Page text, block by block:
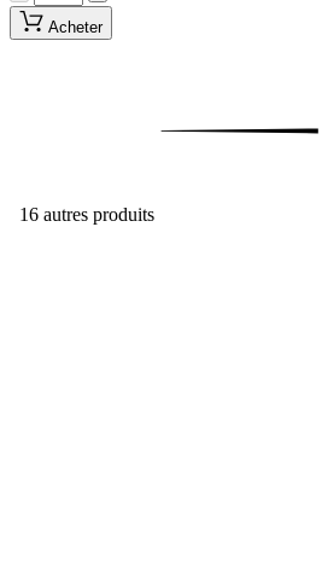
Acheter
16 autres produits